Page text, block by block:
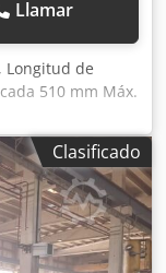
Llamar
, Longitud de
510 mm Máx.
del husillo 60–
con 12
Fanuc 21 T
Rapid Load 12
pinzas Plato
Clasificado